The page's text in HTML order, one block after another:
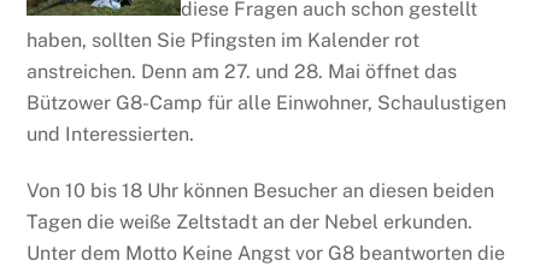
diese Fragen auch schon gestellt
haben, sollten Sie Pfingsten im Kalender rot
anstreichen. Denn am 27. und 28. Mai öffnet das
Bützower G8-Camp für alle Einwohner, Schaulustigen
und Interessierten.
Von 10 bis 18 Uhr können Besucher an diesen beiden
Tagen die weiße Zeltstadt an der Nebel erkunden.
Unter dem Motto Keine Angst vor G8 beantworten die